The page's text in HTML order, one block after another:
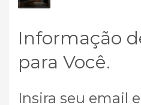
Informação
para Você.
Insira seu email